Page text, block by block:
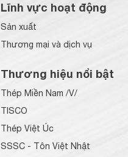
Lĩnh vực hoạt động
Sản xuất
Thương mại và dịch vụ
Thương hiệu nổi bật
Thép Miền Nam /V/
TISCO
Thép Việt Úc
SSSC - Tôn Việt Nhật